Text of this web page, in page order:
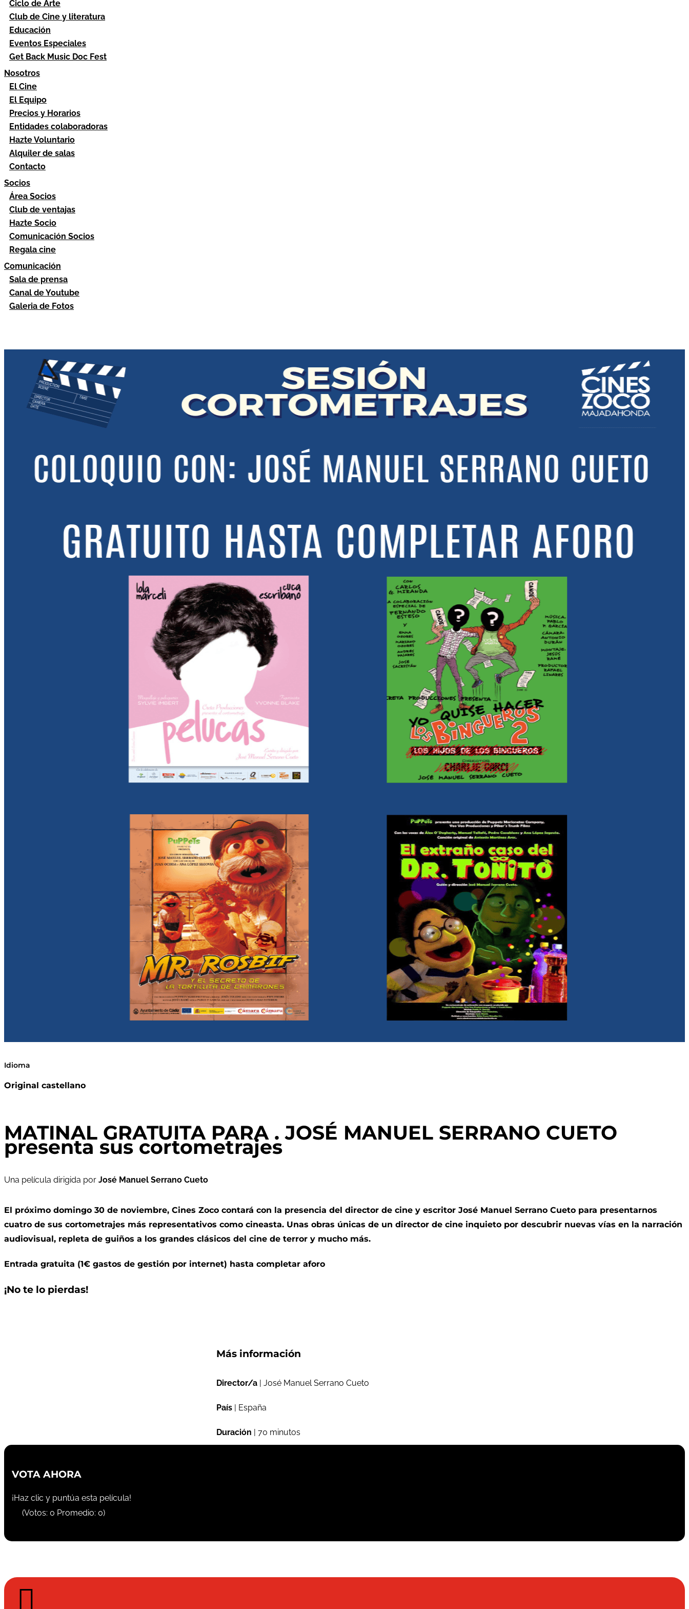
Ciclo de Arte
Club de Cine y literatura
Educación
Eventos Especiales
Get Back Music Doc Fest
Nosotros
El Cine
El Equipo
Precios y Horarios
Entidades colaboradoras
Hazte Voluntario
Alquiler de salas
Contacto
Socios
Área Socios
Club de ventajas
Hazte Socio
Comunicación Socios
Regala cine
Comunicación
Sala de prensa
Canal de Youtube
Galeria de Fotos
Idioma
Original castellano
MATINAL GRATUITA PARA . JOSÉ MANUEL SERRANO CUETO
presenta sus cortometrajes
Una película dirigida por José Manuel Serrano Cueto
El próximo domingo 30 de noviembre, Cines Zoco contará con la presencia del director de cine y escritor José Manuel Serrano Cueto para presentarnos
cuatro de sus cortometrajes más representativos como cineasta. Unas obras únicas de un director de cine inquieto por descubrir nuevas vías en la narración
audiovisual, repleta de guiños a los grandes clásicos del cine de terror y mucho más.
Entrada gratuita (1€ gastos de gestión por internet) hasta completar aforo
¡No te lo pierdas!
Más información
Director/a | José Manuel Serrano Cueto
País | España
Duración | 70 minutos
VOTA AHORA
¡Haz clic y puntúa esta película!
(Votos: 0 Promedio: 0)
